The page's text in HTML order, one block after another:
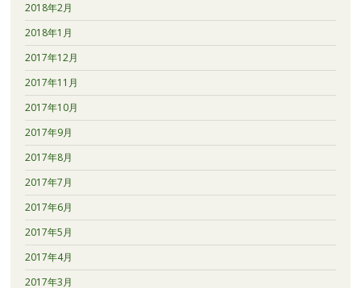
2018年2月
2018年1月
2017年12月
2017年11月
2017年10月
2017年9月
2017年8月
2017年7月
2017年6月
2017年5月
2017年4月
2017年3月